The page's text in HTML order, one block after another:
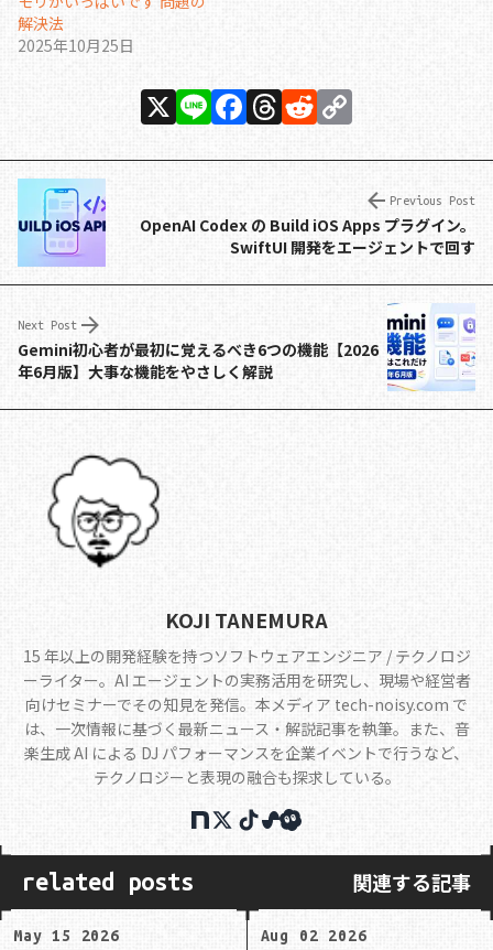
解決法
2025年10月25日
X Li
n
e
F
a
c
e
b
o
k
T
h
re
a
d
s
R
e
d
di
t
p
y
Li
n
Previous Post
OpenAI Codex の Build iOS Apps プラグイン。
SwiftUI 開発をエージェントで回す
Next Post
Gemini初心者が最初に覚えるべき6つの機能【2026
年6月版】大事な機能をやさしく解説
KOJI TANEMURA
15 年以上の開発経験を持つソフトウェアエンジニア / テクノロジ
ーライター。AI エージェントの実務活用を研究し、現場や経営者
向けセミナーでその知見を発信。本メディア tech-noisy.com で
は、一次情報に基づく最新ニュース・解説記事を執筆。また、音
楽生成 AI による DJ パフォーマンスを企業イベントで行うなど、
テクノロジーと表現の融合も探求している。
related posts 関連する記事
May 15 2026 Aug 02 2026